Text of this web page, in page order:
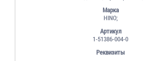
Марка
HINO;
Артикул
1-51386-004-0
Реквизиты